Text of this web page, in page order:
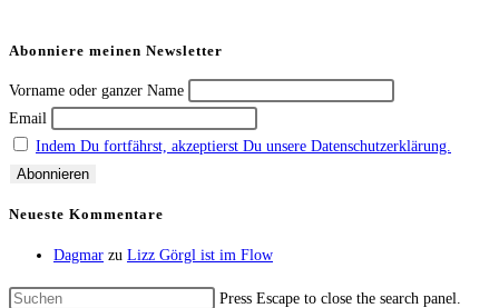
Abonniere meinen Newsletter
Vorname oder ganzer Name
Email
Indem Du fortfährst, akzeptierst Du unsere Datenschutzerklärung.
Neueste Kommentare
Dagmar zu Lizz Görgl ist im Flow
Press Escape to close the search panel.